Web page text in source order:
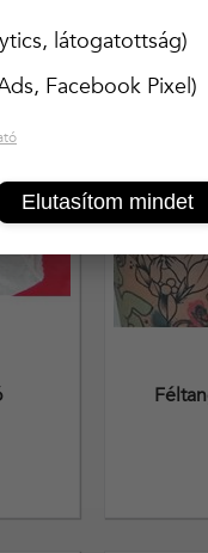
látogatottság)
Facebook Pixel)
Elutasítom mindet